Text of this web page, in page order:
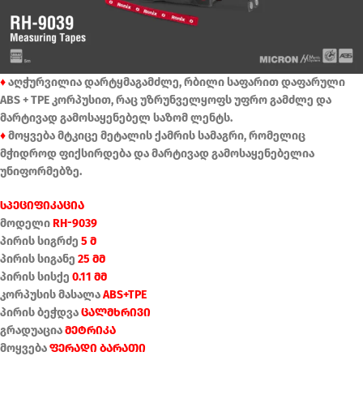
♦აღჭურვილია დარტყმაგამძლე, რბილი საფარით დაფარული
ABS + TPE კორპუსით, რაც უზრუნველყოფს უფრო გამძლე და
მარტივად გამოსაყენებელ საზომ ლენტს.
♦მოყვება მტკიცე მეტალის ქამრის სამაგრი, რომელიც
მჭიდროდ ფიქსირდება და მარტივად გამოსაყენებელია
უნიფორმებზე.
სპეციფიკაცია
მოდელიRH-9039
პირის სიგრძე 5 მ
პირის სიგანე 25 მმ
პირის სისქე 0.11 მმ
კორპუსის მასალაABS+TPE
პირის ბეჭდვაცალმხრივი
გრადუაციამეტრიკა
მოყვებაფერადი ბარათი